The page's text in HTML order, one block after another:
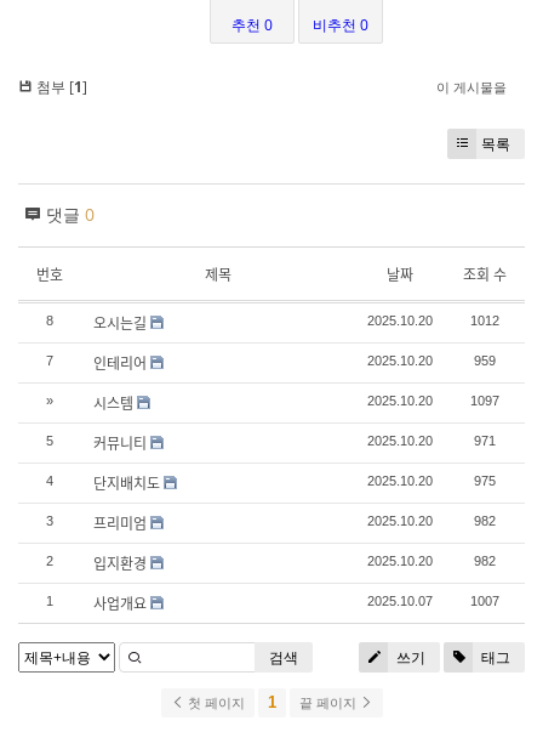
추천 0 비추천 0
첨부 [1] 이 게시물을
목록
댓글 0
번호 제목 날짜 조회 수
8 오시는길 2025.10.20 1012
7 인테리어 2025.10.20 959
» 시스템 2025.10.20 1097
5 커뮤니티 2025.10.20 971
4 단지배치도 2025.10.20 975
3 프리미엄 2025.10.20 982
2 입지환경 2025.10.20 982
1 사업개요 2025.10.07 1007
쓰기 태그
검색
첫 페이지 1 끝 페이지